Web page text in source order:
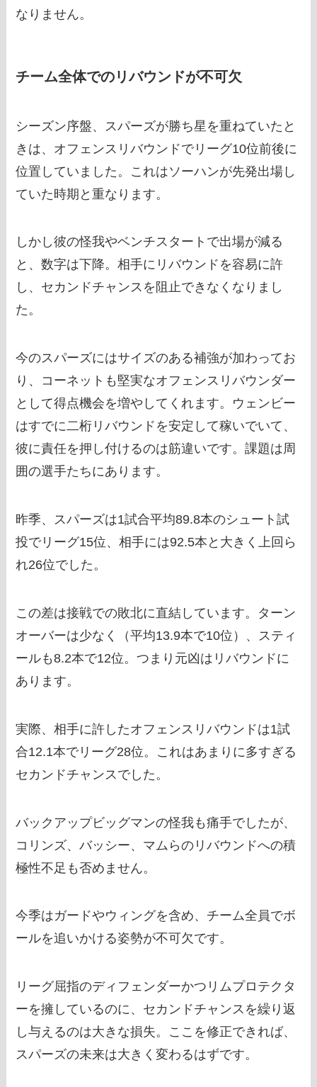
なりません。
チーム全体でのリバウンドが不可欠
シーズン序盤、スパーズが勝ち星を重ねていたと
きは、オフェンスリバウンドでリーグ10位前後に
位置していました。これはソーハンが先発出場し
ていた時期と重なります。
しかし彼の怪我やベンチスタートで出場が減る
と、数字は下降。相手にリバウンドを容易に許
し、セカンドチャンスを阻止できなくなりまし
た。
今のスパーズにはサイズのある補強が加わってお
り、コーネットも堅実なオフェンスリバウンダー
として得点機会を増やしてくれます。ウェンビー
はすでに二桁リバウンドを安定して稼いでいて、
彼に責任を押し付けるのは筋違いです。課題は周
囲の選手たちにあります。
昨季、スパーズは1試合平均89.8本のシュート試
投でリーグ15位、相手には92.5本と大きく上回ら
れ26位でした。
この差は接戦での敗北に直結しています。ターン
オーバーは少なく（平均13.9本で10位）、スティ
ールも8.2本で12位。つまり元凶はリバウンドに
あります。
実際、相手に許したオフェンスリバウンドは1試
合12.1本でリーグ28位。これはあまりに多すぎる
セカンドチャンスでした。
バックアップビッグマンの怪我も痛手でしたが、
コリンズ、バッシー、マムらのリバウンドへの積
極性不足も否めません。
今季はガードやウィングを含め、チーム全員でボ
ールを追いかける姿勢が不可欠です。
リーグ屈指のディフェンダーかつリムプロテクタ
ーを擁しているのに、セカンドチャンスを繰り返
し与えるのは大きな損失。ここを修正できれば、
スパーズの未来は大きく変わるはずです。